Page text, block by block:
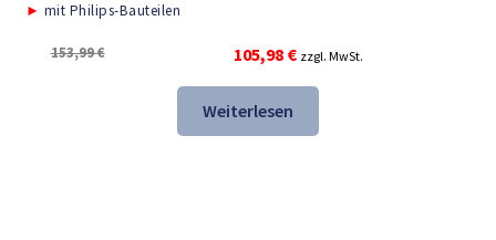
► mit Philips-Bauteilen
153,99€
Ursprünglicher
Preis
war:
153,99 €
105,98 €Aktueller
Preis
105,98 €.
zzgl. MwSt.
Weiterlesen